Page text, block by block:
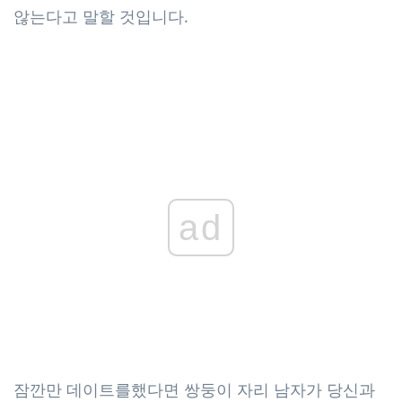
않는다고 말할 것입니다.
ad
잠깐만 데이트를했다면 쌍둥이 자리 남자가 당신과